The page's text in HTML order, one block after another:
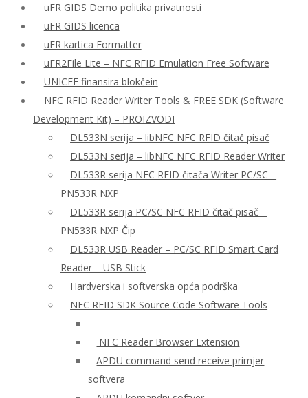
uFR GIDS Demo politika privatnosti
uFR GIDS licenca
uFR kartica Formatter
uFR2File Lite – NFC RFID Emulation Free Software
UNICEF finansira blokčein
NFC RFID Reader Writer Tools & FREE SDK (Software
Development Kit) – PROIZVODI
DL533N serija – libNFC NFC RFID čitač pisač
DL533N serija – libNFC NFC RFID Reader Writer
DL533R serija NFC RFID čitača Writer PC/SC –
PN533R NXP
DL533R serija PC/SC NFC RFID čitač pisač –
PN533R NXP Čip
DL533R USB Reader – PC/SC RFID Smart Card
Reader – USB Stick
Hardverska i softverska opća podrška
NFC RFID SDK Source Code Software Tools
NFC Reader Browser Extension
APDU command send receive primjer
softvera